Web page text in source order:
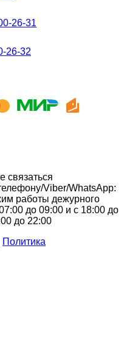
26-31
26-32
связаться
Viber/WhatsApp:
работы дежурного
до 09:00 и с 18:00 до
до 22:00
Политика